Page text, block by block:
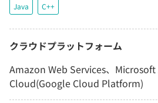
Java C++
クラウドプラットフォーム
Amazon Web Services、
Cloud(Google Cloud Platform)